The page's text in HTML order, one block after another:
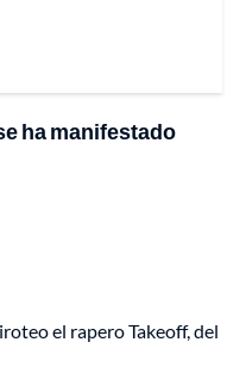
ha manifestado
el rapero Takeoff, del